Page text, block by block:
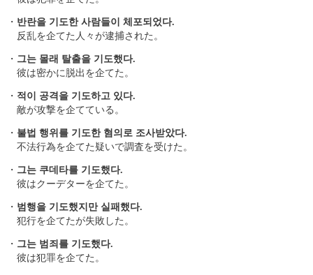
・ 반란을 기도한 사람들이 체포되었다.
反乱を企てた人々が逮捕された。
・ 그는 몰래 탈출을 기도했다.
彼は密かに脱出を企てた。
・ 적이 공격을 기도하고 있다.
敵が攻撃を企てている。
・ 불법 행위를 기도한 혐의로 조사받았다.
不法行為を企てた疑いで調査を受けた。
・ 그는 쿠데타를 기도했다.
彼はクーデターを企てた。
・ 범행을 기도했지만 실패했다.
犯行を企てたが失敗した。
・ 그는 범죄를 기도했다.
彼は犯罪を企てた。